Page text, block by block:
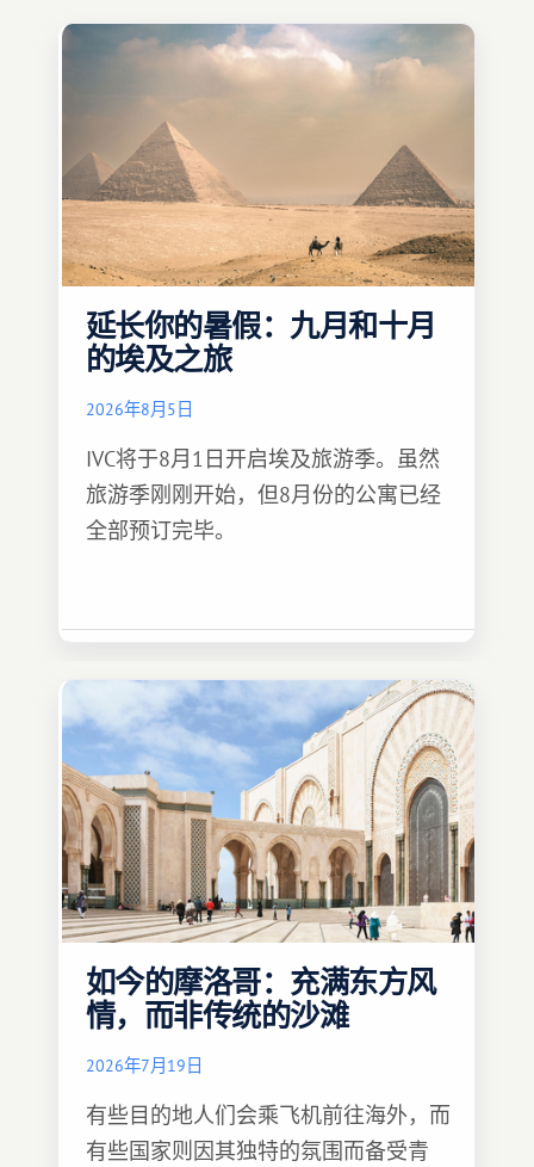
延长你的暑假：九月和十月
的埃及之旅
2026年8月5日
IVC将于8月1日开启埃及旅游季。虽然
旅游季刚刚开始，但8月份的公寓已经
全部预订完毕。
如今的摩洛哥：充满东方风
情，而非传统的沙滩
2026年7月19日
有些目的地人们会乘飞机前往海外，而
有些国家则因其独特的氛围而备受青